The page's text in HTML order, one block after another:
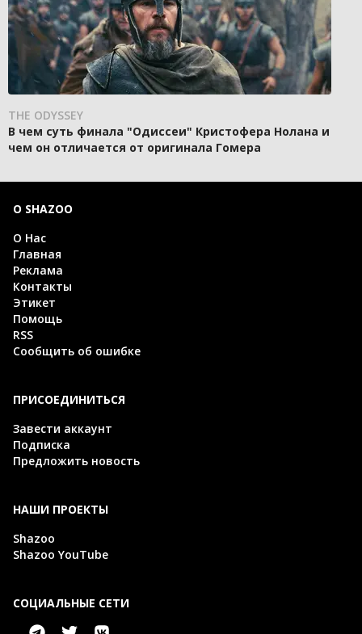
THE ODYSSEY
В чем суть финала "Одиссеи" Кристофера Нолана и
чем он отличается от оригинала Гомера
О SHAZOO
О Нас
Главная
Реклама
Контакты
Этикет
Помощь
RSS
Сообщить об ошибке
ПРИСОЕДИНИТЬСЯ
Завести аккаунт
Подписка
Предложить новость
НАШИ ПРОЕКТЫ
Shazoo
Shazoo YouTube
СОЦИАЛЬНЫЕ СЕТИ